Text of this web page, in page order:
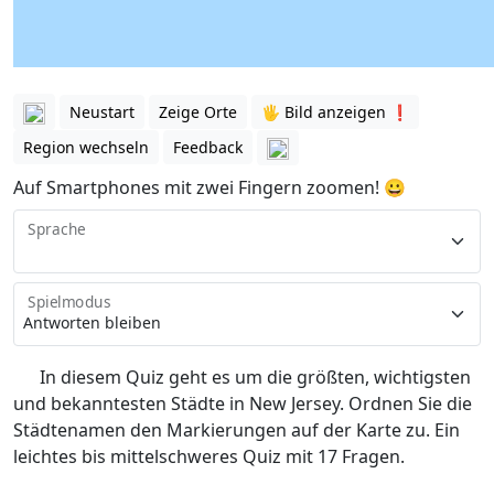
Neustart Zeige Orte
🖐️ Bild anzeigen ❗️
Region wechseln
Feedback
Auf Smartphones mit zwei Fingern zoomen! 😀
Sprache
Spielmodus
In diesem Quiz geht es um die größten, wichtigsten
und bekanntesten Städte in New Jersey. Ordnen Sie die
Städtenamen den Markierungen auf der Karte zu. Ein
leichtes bis mittelschweres Quiz mit 17 Fragen.